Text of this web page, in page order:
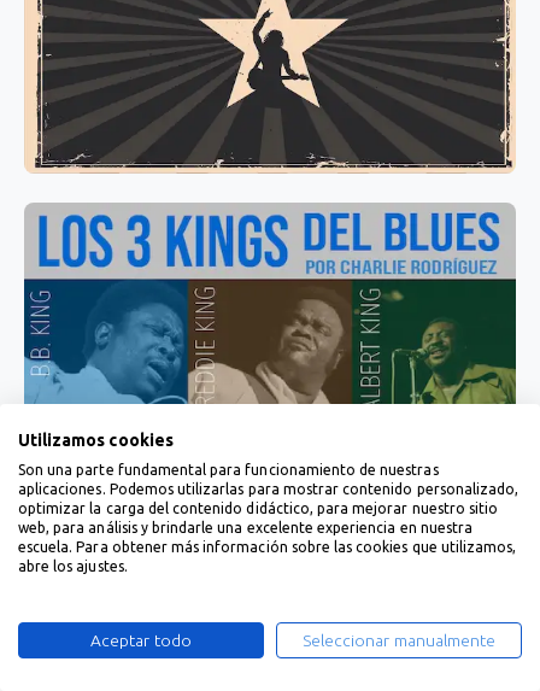
Utilizamos cookies
Son una parte fundamental para funcionamiento de nuestras
aplicaciones. Podemos utilizarlas para mostrar contenido personalizado,
optimizar la carga del contenido didáctico, para mejorar nuestro sitio
web, para análisis y brindarle una excelente experiencia en nuestra
escuela. Para obtener más información sobre las cookies que utilizamos,
abre los ajustes.
Aceptar todo Seleccionar manualmente